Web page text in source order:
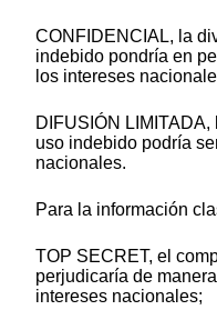
CONFIDENCIAL, la
indebido pondría en
los intereses
DIFUSIÓN
uso indebido podría
nacionales.
Para la información
TOP SECRET, el
perjudicaría de
intereses nacionales;